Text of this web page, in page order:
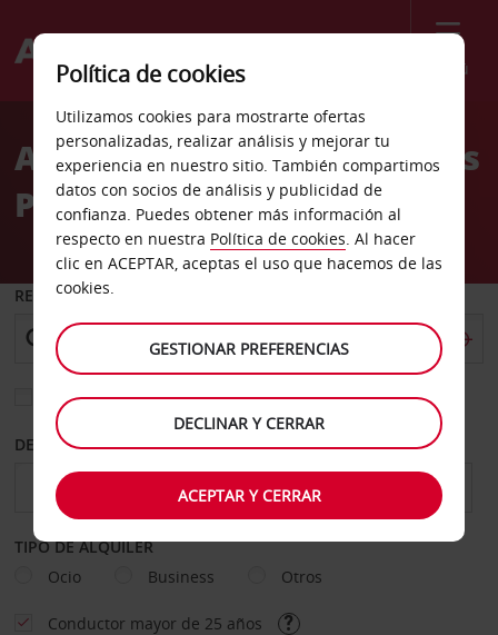
Menú
Welcome
AvisAlquiler de coches San Luis
Potosí centro
RECOGER EN
Elegir otra oficina de devolución
DESDE HASTA
TIPO DE ALQUILER
Ocio
Business Otros
Conductor mayor de 25 años
Política de cookies
Utilizamos cookies para mostrarte ofertas
personalizadas, realizar análisis y mejorar tu
experiencia en nuestro sitio. También compartimos
datos con socios de análisis y publicidad de
confianza. Puedes obtener más información al
respecto en nuestra Política de cookies. Al hacer
clic en ACEPTAR, aceptas el uso que hacemos de las
cookies.
GESTIONAR PREFERENCIAS
DECLINAR Y CERRAR
ACEPTAR Y CERRAR